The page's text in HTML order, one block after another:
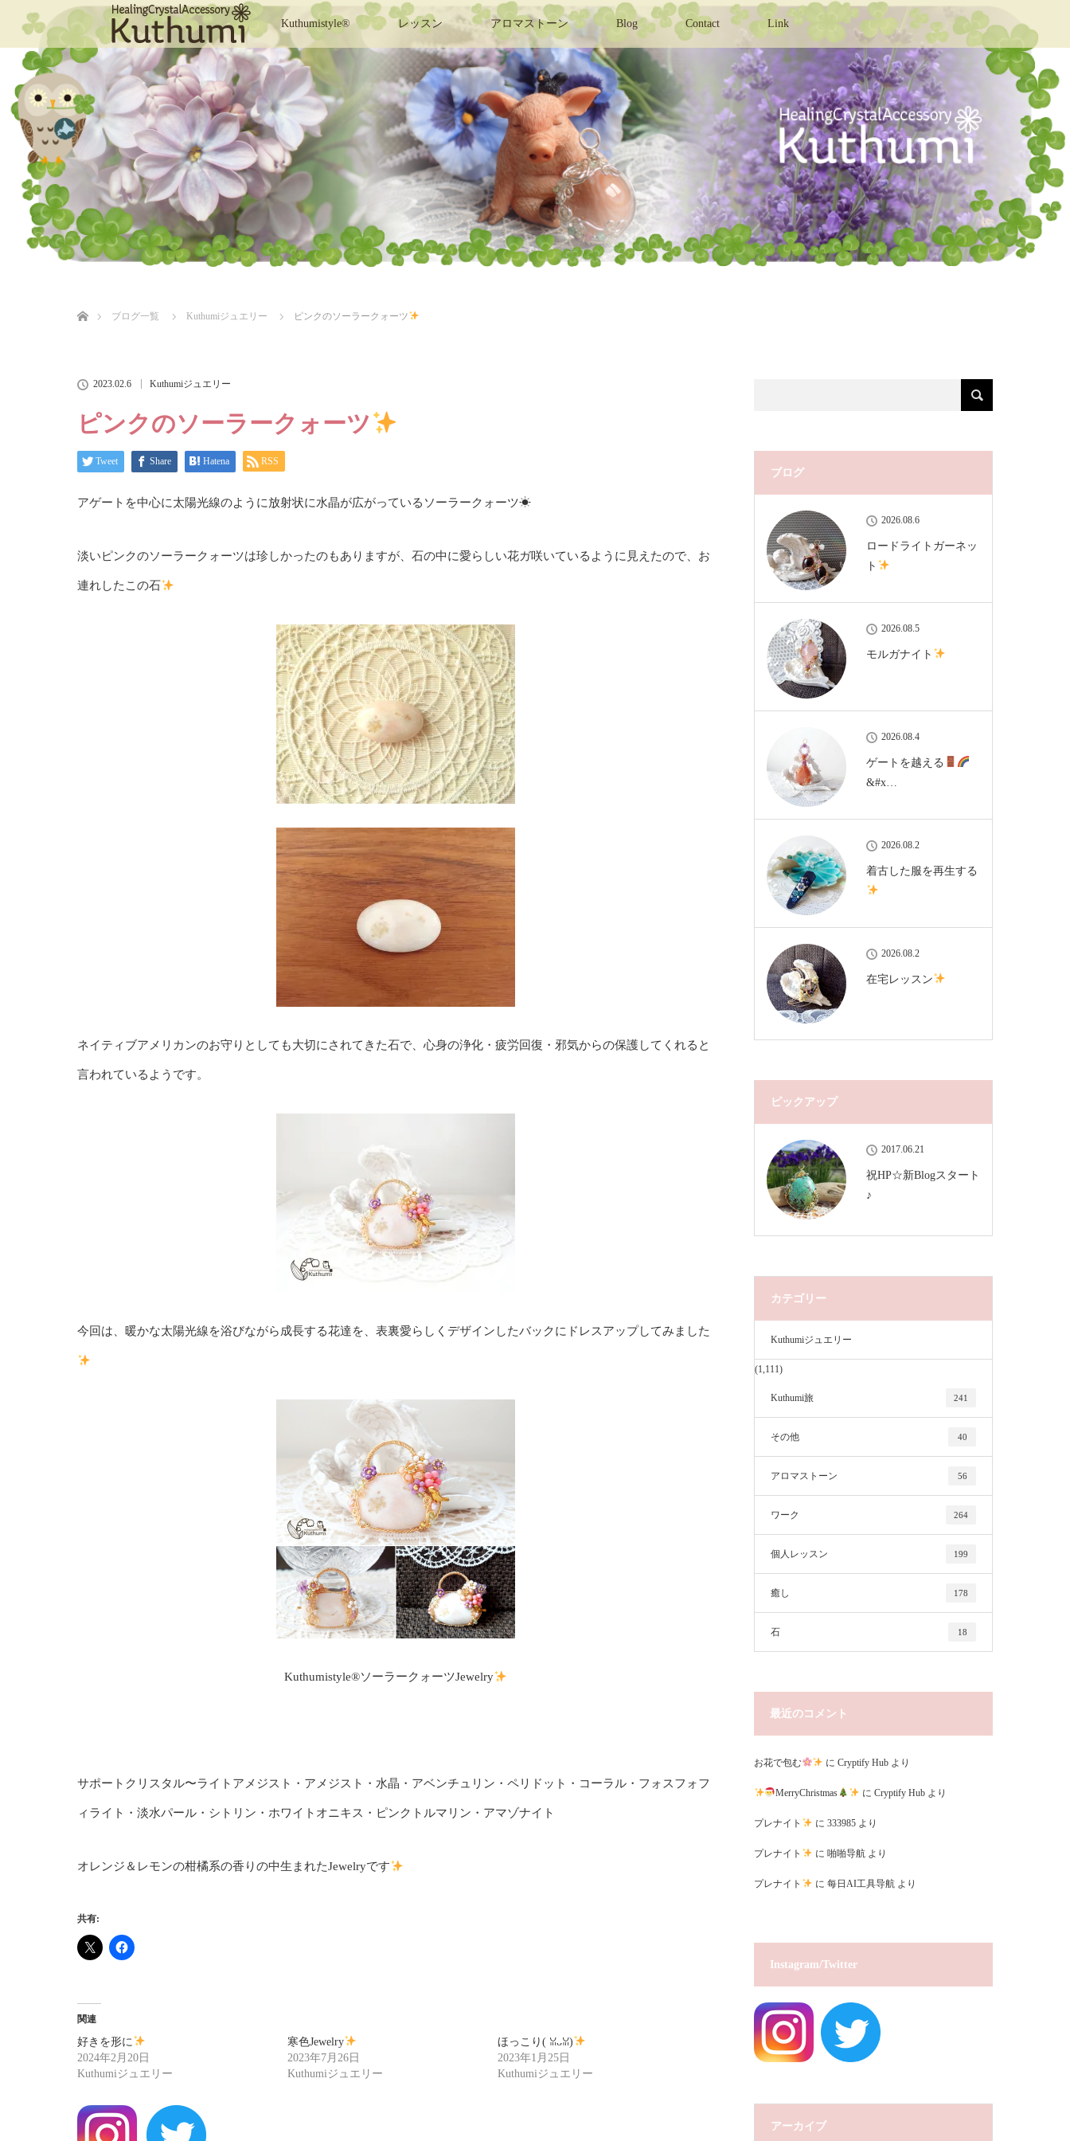
Kuthumistyle® レッスン アロマストーン Blog Contact Link
ブログ一覧
Kuthumiジュエリー ピンクのソーラークォーツ
2023.02.6 Kuthumiジュエリー
ピンクのソーラークォーツ
Tweet Share Hatena RSS
アゲートを中心に太陽光線のように放射状に水晶が広がっているソーラークォーツ☀
淡いピンクのソーラークォーツは珍しかったのもありますが、石の中に愛らしい花ガ咲いているように見えたので、お
連れしたこの石
ネイティブアメリカンのお守りとしても大切にされてきた石で、心身の浄化・疲労回復・邪気からの保護してくれると
言われているようです。
今回は、暖かな太陽光線を浴びながら成長する花達を、表裏愛らしくデザインしたバックにドレスアップしてみました
Kuthumistyle®ソーラークォーツJewelry
サポートクリスタル〜ライトアメジスト・アメジスト・水晶・アベンチュリン・ペリドット・コーラル・フォスフォフ
ィライト・淡水パール・シトリン・ホワイトオニキス・ピンクトルマリン・アマゾナイト
オレンジ＆レモンの柑橘系の香りの中生まれたJewelryです
共有:
関連
好きを形に
2024年2月20日
Kuthumiジュエリー
寒色Jewelry
2023年7月26日
Kuthumiジュエリー
ほっこり(⁠ ⁠ꈍ⁠ᴗ⁠ꈍ⁠)
2023年1月25日
Kuthumiジュエリー
ブログ
2026.08.6
ロードライトガーネッ
ト
2026.08.5
モルガナイト
2026.08.4
ゲートを越える
&#x…
2026.08.2
着古した服を再生する
2026.08.2
在宅レッスン
ピックアップ
2017.06.21
祝HP☆新Blogスタート
♪
カテゴリー
Kuthumiジュエリー
(1,111)
Kuthumi旅 241
その他 40
アロマストーン 56
ワーク 264
個人レッスン 199
癒し 178
石 18
最近のコメント
お花で包む にCryptify Hub より
MerryChristmas に Cryptify Hubより
プレナイト に 333985より
プレナイト に 啪啪导航より
プレナイト に 每日AI工具导航より
Instagram/Twitter
アーカイブ